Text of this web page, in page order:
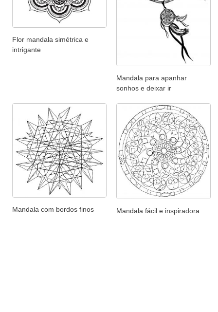
Flor mandala simétrica e
intrigante
Mandala para apanhar
sonhos e deixar ir
Mandala com bordos finos Mandala fácil e inspiradora